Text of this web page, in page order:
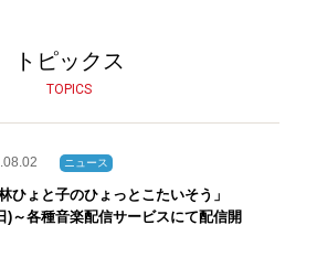
トピックス
TOPICS
ニュース
林ひょと子のひょっとこたいそう」
)～各種音楽配信サービスにて配信開